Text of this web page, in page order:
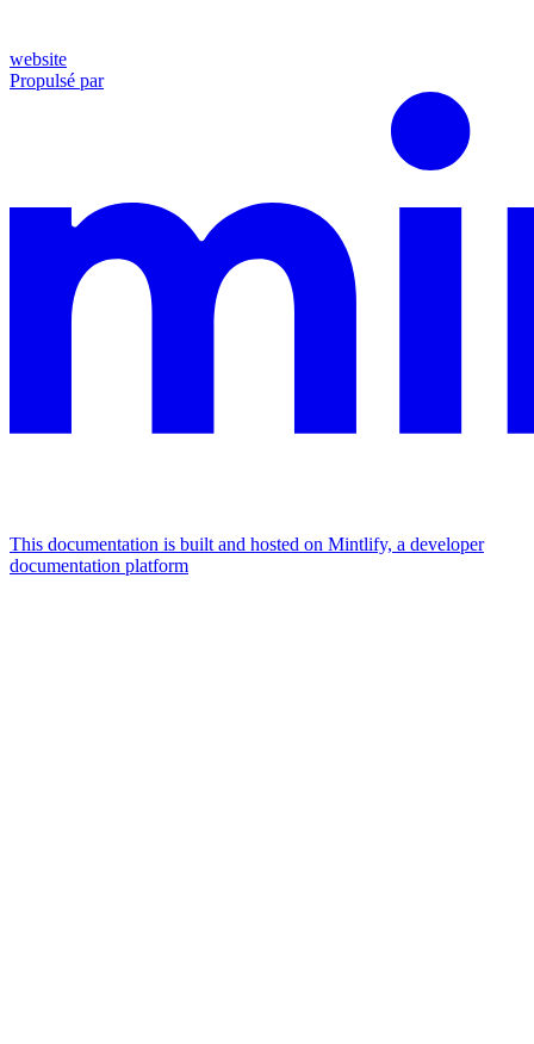
website
Propulsé par
This documentation is built and hosted on Mintlify, a developer
documentation platform